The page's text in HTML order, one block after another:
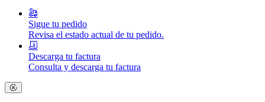
Sigue tu pedido
Revisa el estado actual de tu pedido.
Descarga tu factura
Consulta y descarga tu factura